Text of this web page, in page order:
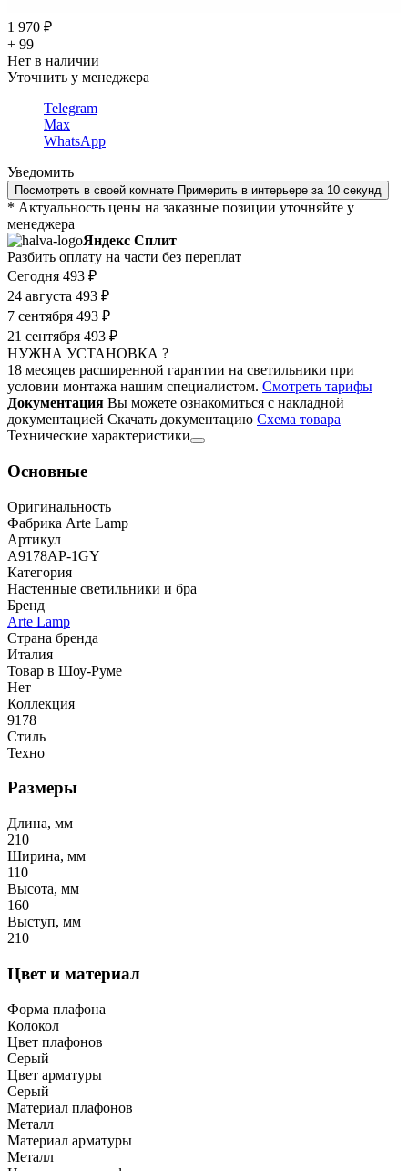
1 970 ₽
+ 99
Нет в наличии
Уточнить у менеджера
Telegram
Max
WhatsApp
Уведомить
Посмотреть в своей комнате Примерить в интерьере за 10 секунд
* Актуальность цены на заказные позиции уточняйте у
менеджера
Яндекс Сплит
Разбить оплату на части без переплат
Сегодня 493 ₽
24 августа 493 ₽
7 сентября 493 ₽
21 сентября 493 ₽
НУЖНА УСТАНОВКА ?
18 месяцев расширенной гарантии на светильники при
условии монтажа нашим специалистом. Смотреть тарифы
Документация Вы можете ознакомиться с накладной
документацией Скачать документацию Cхема товара
Технические характеристики
Основные
Оригинальность
Фабрика Arte Lamp
Артикул
A9178AP-1GY
Категория
Настенные светильники и бра
Бренд
Arte Lamp
Страна бренда
Италия
Товар в Шоу-Руме
Нет
Коллекция
9178
Стиль
Техно
Размеры
Длина, мм
210
Ширина, мм
110
Высота, мм
160
Выступ, мм
210
Цвет и материал
Форма плафона
Колокол
Цвет плафонов
Серый
Цвет арматуры
Серый
Материал плафонов
Металл
Материал арматуры
Металл